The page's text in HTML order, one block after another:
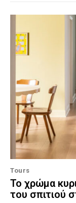
Tours
Το χρώμα
του σπιτιού